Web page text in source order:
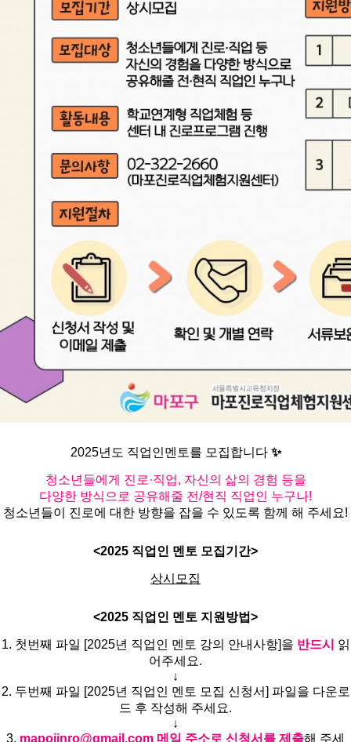
2025년도 직업인멘토를 모집합니다 ✨
청소년들에게 진로·직업, 자신의 삶의 경험 등을
다양한 방식으로 공유해줄 전/현직 직업인 누구나!
청소년들이 진로에 대한 방향을 잡을 수 있도록 함께 해 주세요!
<2025 직업인 멘토 모집기간>
상시모집
<2025 직업인 멘토 지원방법>
1. 첫번째 파일 [2025년 직업인 멘토 강의 안내사항]을 반드시
읽
어주세요.
↓
2. 두번째 파일 [2025년 직업인 멘토 모집 신청서] 파일을 다운로
드 후 작성해 주세요.
↓
3. mapojinro@gmail.com 메일 주소로 신청서를 제출해 주세